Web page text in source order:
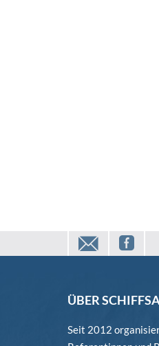
mail
ÜBER
Seit 2012